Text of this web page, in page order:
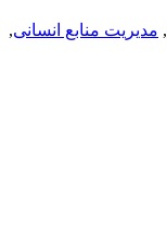
, مدیریت منابع انسانی,